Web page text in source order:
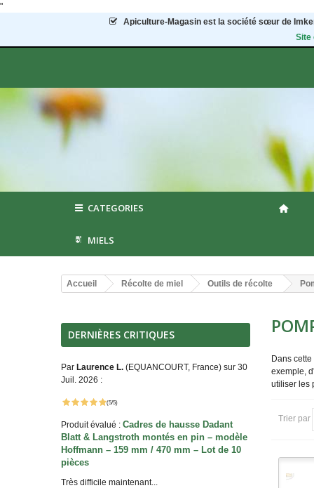
"
Apiculture-Magasin est la société sœur de
Site
CATEGORIES
MIELS
Accueil Récolte de miel Outils de récolte
DERNIÈRES CRITIQUES
Par Laurence L. (EQUANCOURT, France) sur 30
Juil. 2026 :
(5/5)
Produit évalué : Cadres de hausse Dadant
Blatt & Langstroth montés en pin – modèle
Hoffmann – 159 mm / 470 mm – Lot de 10
pièces
Très difficile maintenant...
Dans
exemple,
utiliser les
Trier par